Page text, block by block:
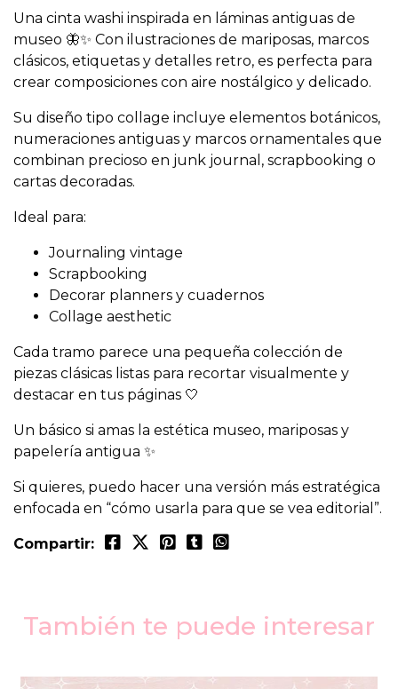
Una cinta washi inspirada en láminas antiguas de
museo 🦋✨ Con ilustraciones de mariposas, marcos
clásicos, etiquetas y detalles retro, es perfecta para
crear composiciones con aire nostálgico y delicado.
Su diseño tipo collage incluye elementos botánicos,
numeraciones antiguas y marcos ornamentales que
combinan precioso en junk journal, scrapbooking o
cartas decoradas.
Ideal para:
Journaling vintage
Scrapbooking
Decorar planners y cuadernos
Collage aesthetic
Cada tramo parece una pequeña colección de
piezas clásicas listas para recortar visualmente y
destacar en tus páginas 🤍
Un básico si amas la estética museo, mariposas y
papelería antigua ✨
Si quieres, puedo hacer una versión más estratégica
enfocada en “cómo usarla para que se vea editorial”.
Compartir:
También te puede interesar